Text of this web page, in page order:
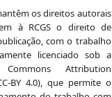
os direitos autorais
à RCGS o direito de
com o trabalho
licenciado sob a
Commons Attribution
BY 4.0), que permite o